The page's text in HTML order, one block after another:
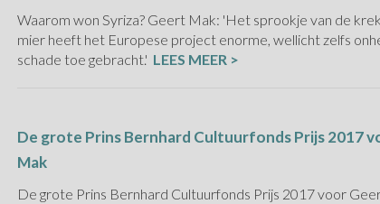
Waarom won Syriza? Geert Mak: 'Het sprookje van de
mier heeft het Europese project enorme, wellicht zelfs
schade toe gebracht.' LEES MEER >
De grote Prins Bernhard Cultuurfonds Prijs 2017
Mak
De grote Prins Bernhard Cultuurfonds Prijs 2017 voor